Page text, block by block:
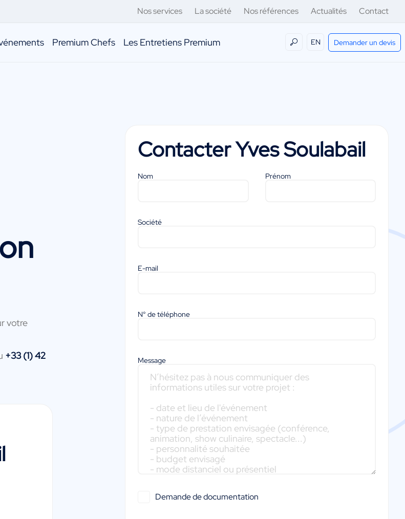
Nos services La société Nos références Actualités Contact
Premium Chefs Les Entretiens Premium EN Demander un devis
votre
+33 (1) 42
ContacterYves Soulabail
Nom Prénom
Société
E-mail
N° de téléphone
Message
Demande de documentation